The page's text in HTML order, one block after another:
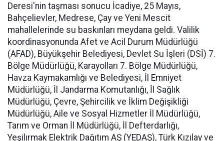
Deresi'nin taşması sonucu İcadiye, 25 Mayıs,
Bahçelievler, Medrese, Çay ve Yeni Mescit
mahallelerinde su baskınları meydana geldi. Valilik
koordinasyonunda Afet ve Acil Durum Müdürlüğü
(AFAD), Büyükşehir Belediyesi, Devlet Su İşleri (DSİ) 7.
Bölge Müdürlüğü, Karayolları 7. Bölge Müdürlüğü,
Havza Kaymakamlığı ve Belediyesi, İl Emniyet
Müdürlüğü, İl Jandarma Komutanlığı, İl Sağlık
Müdürlüğü, Çevre, Şehircilik ve İklim Değişikliği
Müdürlüğü, Aile ve Sosyal Hizmetler İl Müdürlüğü,
Tarım ve Orman İl Müdürlüğü, İl Defterdarlığı,
Yeşilırmak Elektrik Dağıtım AŞ (YEDAŞ), Türk Kızılay ve